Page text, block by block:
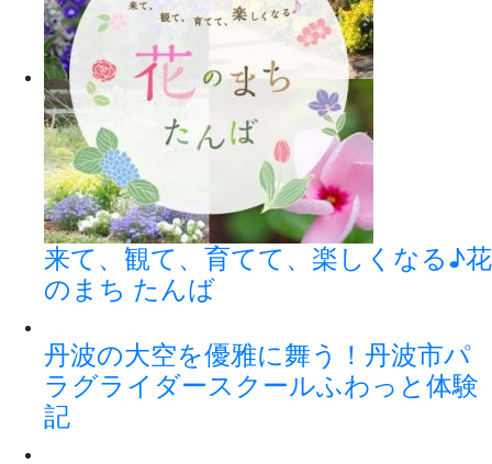
来て、観て、育てて、楽しくなる♪花
のまち たんば
丹波の大空を優雅に舞う！丹波市パ
ラグライダースクールふわっと体験
記